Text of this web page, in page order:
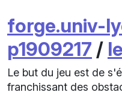
forge.univ-
p1909217 /
Le but du jeu est de
franchissant des